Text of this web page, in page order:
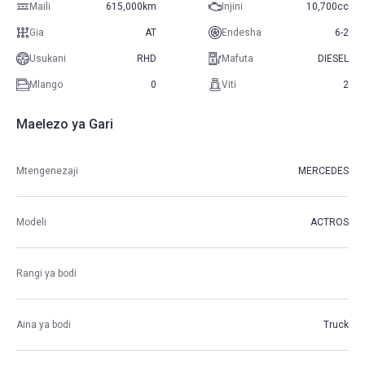
Maili 615,000km Injini 10,700cc
Gia AT Endesha 6-2
Usukani RHD Mafuta DIESEL
Mlango 0 Viti 2
Maelezo ya Gari
Mtengenezaji MERCEDES
Modeli ACTROS
Rangi ya bodi
Aina ya bodi Truck